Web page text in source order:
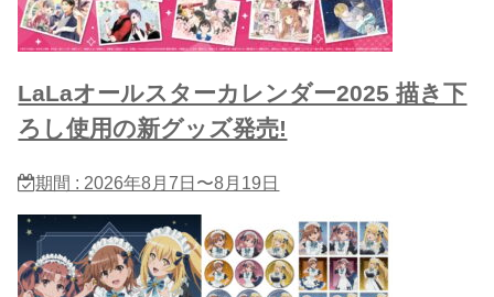
LaLaオールスターカレンダー2025 描き下
ろし使用の新グッズ発売!
期間 : 2026年8月7日〜8月19日